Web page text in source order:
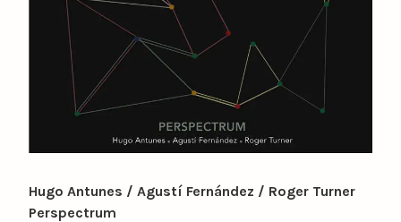
Hugo Antunes / Agustí Fernández / Roger Turner
Perspectrum